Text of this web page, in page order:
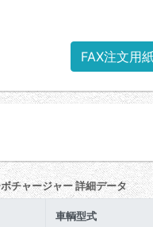
FAX注文用
ャージャー 詳細データ
車輌型式